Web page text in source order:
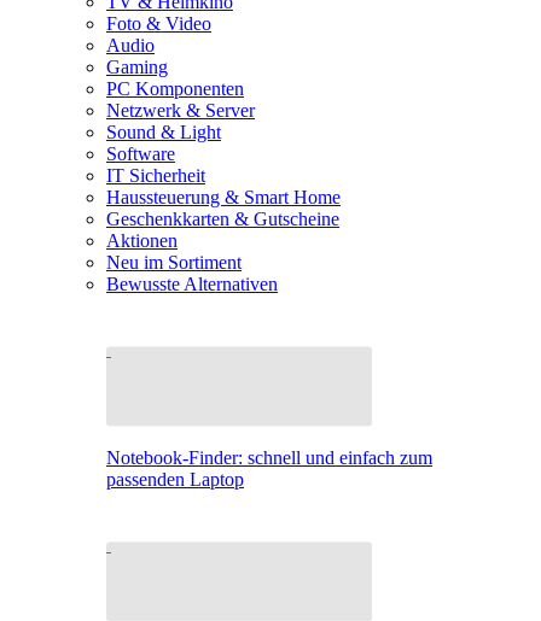
Foto & Video
Audio
Gaming
PC Komponenten
Netzwerk & Server
Sound & Light
Software
IT Sicherheit
Haussteuerung & Smart Home
Geschenkkarten & Gutscheine
Aktionen
Neu im Sortiment
Bewusste Alternativen
Notebook-Finder: schnell und einfach zum
passenden Laptop